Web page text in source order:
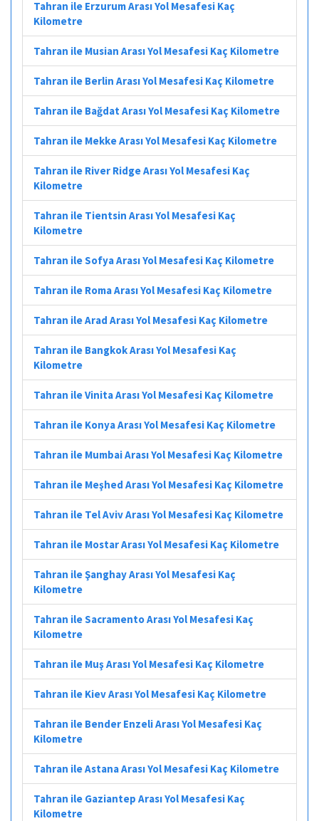
Tahran ile Erzurum Arası Yol Mesafesi Kaç
Kilometre
Tahran ile Musian Arası Yol Mesafesi Kaç Kilometre
Tahran ile Berlin Arası Yol Mesafesi Kaç Kilometre
Tahran ile Bağdat Arası Yol Mesafesi Kaç Kilometre
Tahran ile Mekke Arası Yol Mesafesi Kaç Kilometre
Tahran ile River Ridge Arası Yol Mesafesi Kaç
Kilometre
Tahran ile Tientsin Arası Yol Mesafesi Kaç
Kilometre
Tahran ile Sofya Arası Yol Mesafesi Kaç Kilometre
Tahran ile Roma Arası Yol Mesafesi Kaç Kilometre
Tahran ile Arad Arası Yol Mesafesi Kaç Kilometre
Tahran ile Bangkok Arası Yol Mesafesi Kaç
Kilometre
Tahran ile Vinita Arası Yol Mesafesi Kaç Kilometre
Tahran ile Konya Arası Yol Mesafesi Kaç Kilometre
Tahran ile Mumbai Arası Yol Mesafesi Kaç Kilometre
Tahran ile Meşhed Arası Yol Mesafesi Kaç Kilometre
Tahran ile Tel Aviv Arası Yol Mesafesi Kaç Kilometre
Tahran ile Mostar Arası Yol Mesafesi Kaç Kilometre
Tahran ile Şanghay Arası Yol Mesafesi Kaç
Kilometre
Tahran ile Sacramento Arası Yol Mesafesi Kaç
Kilometre
Tahran ile Muş Arası Yol Mesafesi Kaç Kilometre
Tahran ile Kiev Arası Yol Mesafesi Kaç Kilometre
Tahran ile Bender Enzeli Arası Yol Mesafesi Kaç
Kilometre
Tahran ile Astana Arası Yol Mesafesi Kaç Kilometre
Tahran ile Gaziantep Arası Yol Mesafesi Kaç
Kilometre